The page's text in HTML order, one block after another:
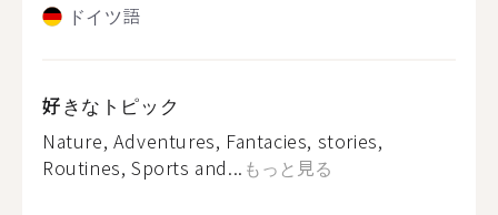
ドイツ語
好きなトピック
Nature, Adventures, Fantacies, stories,
Routines, Sports and... もっと見る